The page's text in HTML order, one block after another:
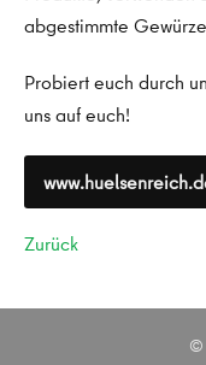
abgestimmte
Probiert euch durch
uns auf euch!
Zurück
©